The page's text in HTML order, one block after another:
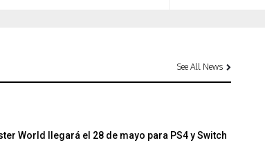
See All News
World llegará el 28 de mayo para PS4 y Switch